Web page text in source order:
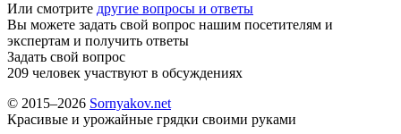
Или смотрите другие вопросы и ответы
Вы можете задать свой вопрос нашим посетителям и
экспертам и получить ответы
Задать свой вопрос
209 человек участвуют в обсуждениях
© 2015–2026 Sornyakov.net
Красивые и урожайные грядки своими руками